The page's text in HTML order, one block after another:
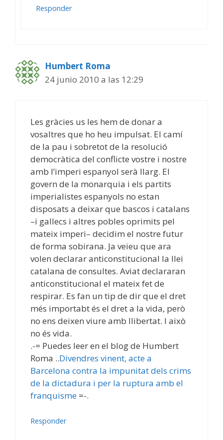
Responder
Humbert Roma
24 junio 2010 a las 12:29
Les gràcies us les hem de donar a
vosaltres que ho heu impulsat. El camí
de la pau i sobretot de la resolució
democràtica del conflicte vostre i nostre
amb l’imperi espanyol serà llarg. El
govern de la monarquia i els partits
imperialistes espanyols no estan
disposats a deixar que bascos i catalans
–i gallecs i altres pobles oprimits pel
mateix imperi– decidim el nostre futur
de forma sobirana. Ja veieu que ara
volen declarar anticonstitucional la llei
catalana de consultes. Aviat declararan
anticonstitucional el mateix fet de
respirar. Es fan un tip de dir que el dret
més importabt és el dret a la vida, però
no ens deixen viure amb llibertat. I això
no és vida.
.-= Puedes leer en el blog de Humbert
Roma ..Divendres vinent, acte a
Barcelona contra la impunitat dels crims
de la dictadura i per la ruptura amb el
franquisme =-.
Responder